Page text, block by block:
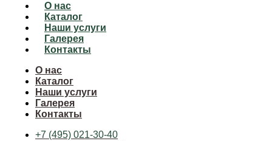
О нас
Каталог
Наши услуги
Галерея
Контакты
О нас
Каталог
Наши услуги
Галерея
Контакты
+7 (495) 021-30-40